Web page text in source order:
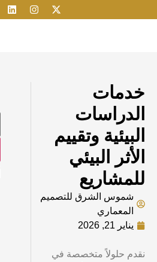
خدمات
الدراسات
البيئية وتقييم
الأثر البيئي
للمشاريع
شموس الشرق للتصميم
المعماري
يناير 21, 2026
نقدم حلولاً متخصصة في